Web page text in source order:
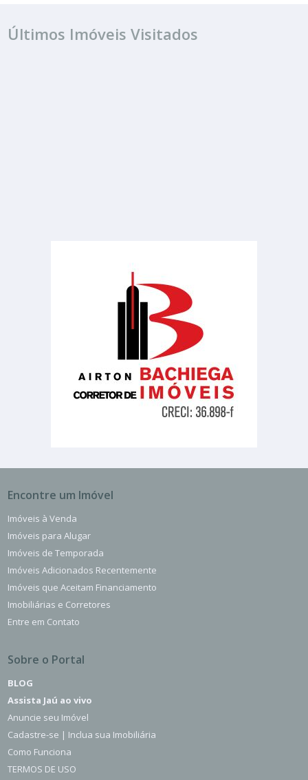
Últimos Imóveis Visitados
Encontre um Imóvel
Imóveis à Venda
Imóveis para Alugar
Imóveis de Temporada
Imóveis Adicionados Recentemente
Imóveis que Aceitam Financiamento
Imobiliárias e Corretores
Entre em Contato
Sobre o Portal
BLOG
Assista Jaú ao vivo
Anuncie seu Imóvel
Cadastre-se | Inclua sua Imobiliária
Como Funciona
TERMOS DE USO